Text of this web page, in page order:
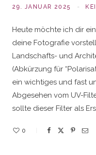
29. JANUAR 2025
Heute möchte ich dir
deine Fotografie
Landschafts- und
(Abkürzung für
ein wichtiges und fast
Abgesehen vom UV-
sollte dieser Filter als
0